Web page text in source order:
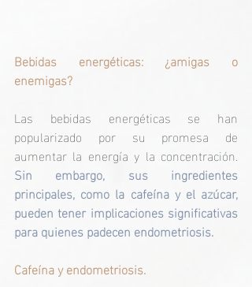
Bebidas energéticas: ¿amigas o
enemigas?
Las bebidas energéticas se han
popularizado por su promesa de
Sin embargo, sus ingredientes
principales, como la cafeína y el azúcar,
pueden tener implicaciones significativas
para quienes padecen endometriosis.
Cafeína y endometriosis.